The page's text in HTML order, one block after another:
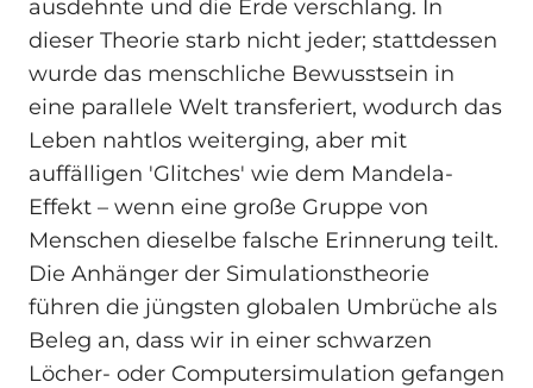
ausdehnte und die Erde verschlang. In
dieser Theorie starb nicht jeder; stattdessen
wurde das menschliche Bewusstsein in
eine parallele Welt transferiert, wodurch das
Leben nahtlos weiterging, aber mit
auffälligen 'Glitches' wie dem Mandela-
Effekt – wenn eine große Gruppe von
Menschen dieselbe falsche Erinnerung teilt.
Die Anhänger der Simulationstheorie
führen die jüngsten globalen Umbrüche als
Beleg an, dass wir in einer schwarzen
Löcher- oder Computersimulation gefangen